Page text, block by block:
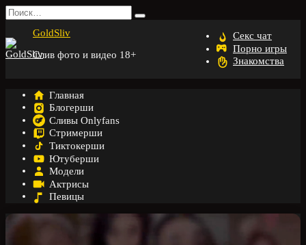
Перейти
к
содержанию
Search
for:
GoldSliv
Слив фото и видео 18+
Секс чат
Порно игры
Знакомства
Главная
Блогерши
Сливы Onlyfans
Стримерши
Тиктокерши
Ютуберши
Модели
Актрисы
Певицы